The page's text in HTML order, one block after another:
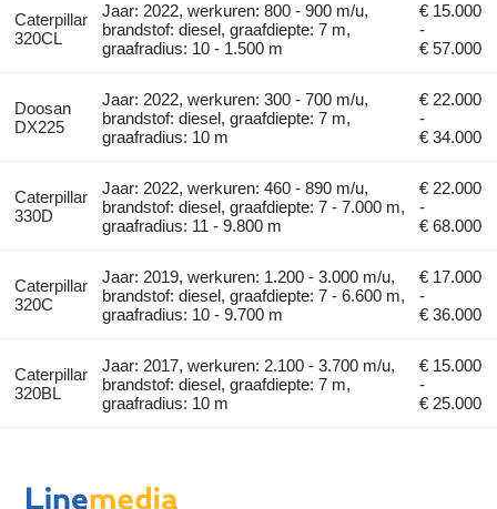
Caterpillar
320CL
Jaar: 2022, werkuren: 800 - 900 m/u,
brandstof: diesel, graafdiepte: 7 m,
graafradius: 10 - 1.500 m
€ 15.000
-
€ 57.000
Doosan
DX225
Jaar: 2022, werkuren: 300 - 700 m/u,
brandstof: diesel, graafdiepte: 7 m,
graafradius: 10 m
€ 22.000
-
€ 34.000
Caterpillar
330D
Jaar: 2022, werkuren: 460 - 890 m/u,
brandstof: diesel, graafdiepte: 7 - 7.000 m,
graafradius: 11 - 9.800 m
€ 22.000
-
€ 68.000
Caterpillar
320C
Jaar: 2019, werkuren: 1.200 - 3.000 m/u,
brandstof: diesel, graafdiepte: 7 - 6.600 m,
graafradius: 10 - 9.700 m
€ 17.000
-
€ 36.000
Caterpillar
320BL
Jaar: 2017, werkuren: 2.100 - 3.700 m/u,
brandstof: diesel, graafdiepte: 7 m,
graafradius: 10 m
€ 15.000
-
€ 25.000